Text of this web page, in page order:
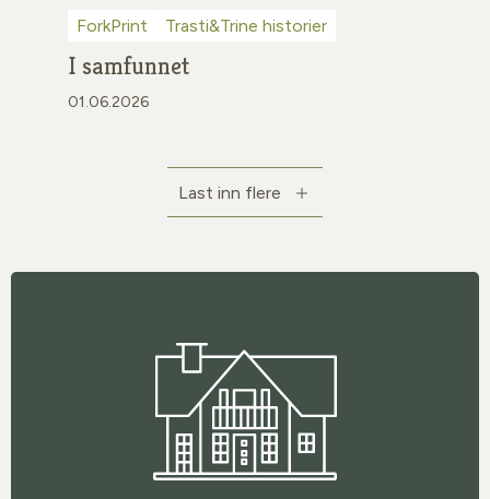
ForkPrint Trasti&Trine historier
I samfunnet
01.06.2026
Last inn flere
Trasti og Trine